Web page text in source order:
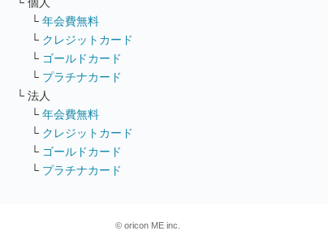
└ 年会費無料
└ クレジットカード
└ ゴールドカード
└ プラチナカード
└ 法人
└ 年会費無料
└ クレジットカード
└ ゴールドカード
└ プラチナカード
© oricon ME inc.